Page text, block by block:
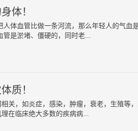
体！
体血管比做一条河流，那么年轻人的气血
是淤堵、僵硬的，同时老...
质！
关，如炎症，感染，肿瘤，衰老，生殖等
在临床绝大多数的疾病病...